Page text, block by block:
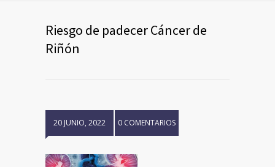
Riesgo de padecer Cáncer de
Riñón
20 JUNIO, 2022 0 COMENTARIOS